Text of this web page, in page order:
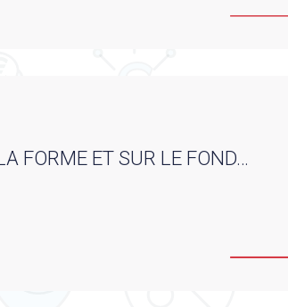
FORME ET SUR LE FOND…